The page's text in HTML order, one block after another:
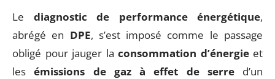
Le diagnostic de performance énergétique,
abrégé en DPE, s’est imposé comme le passage
obligé pour jauger la consommation d’énergieet
lesémissions de gaz à effet de serred’un